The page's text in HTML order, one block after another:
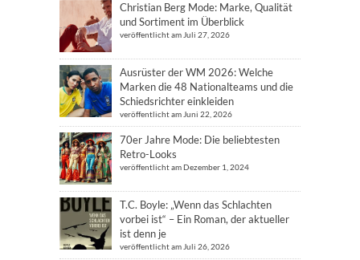
Christian Berg Mode: Marke, Qualität
und Sortiment im Überblick
veröffentlicht am Juli 27, 2026
Ausrüster der WM 2026: Welche
Marken die 48 Nationalteams und die
Schiedsrichter einkleiden
veröffentlicht am Juni 22, 2026
70er Jahre Mode: Die beliebtesten
Retro-Looks
veröffentlicht am Dezember 1, 2024
T.C. Boyle: „Wenn das Schlachten
vorbei ist“ – Ein Roman, der aktueller
ist denn je
veröffentlicht am Juli 26, 2026